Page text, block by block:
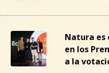
Natura es
en los
a la